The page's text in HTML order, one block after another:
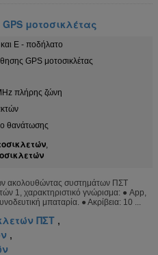
μοτοσικλέτας
Ε - ποδήλατο
GPS μοτοσικλέτας
πλήρης ζώνη
θανάτωσης
,
ακολουθώντας συστημάτων ΠΣΤ
1, χαρακτηριστικό γνώρισμα: ● App,
μπαταρία. ● Ακρίβεια: 10 ...
ΠΣΤ ,
,